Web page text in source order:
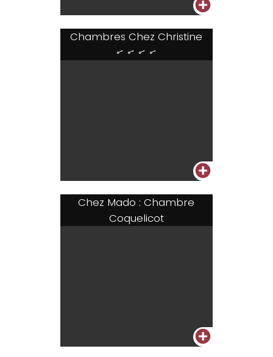
+
Chambres Chez Christine
....
+
Chez Mado : Chambre
Coquelicot
+